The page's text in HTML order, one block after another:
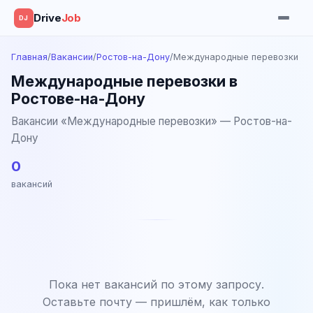
DJ DriveJob
Главная/Вакансии/Ростов-на-Дону/Международные перевозки
Международные перевозки в
Ростове-на-Дону
Вакансии «Международные перевозки» — Ростов-на-
Дону
0
вакансий
Пока нет вакансий по этому запросу.
Оставьте почту — пришлём, как только